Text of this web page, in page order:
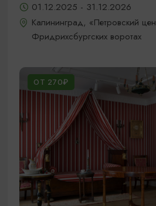
01.12.2025 - 31.12.2026
Калининград, «Петровский
Фридрихсбургских воротах
ОТ 270₽